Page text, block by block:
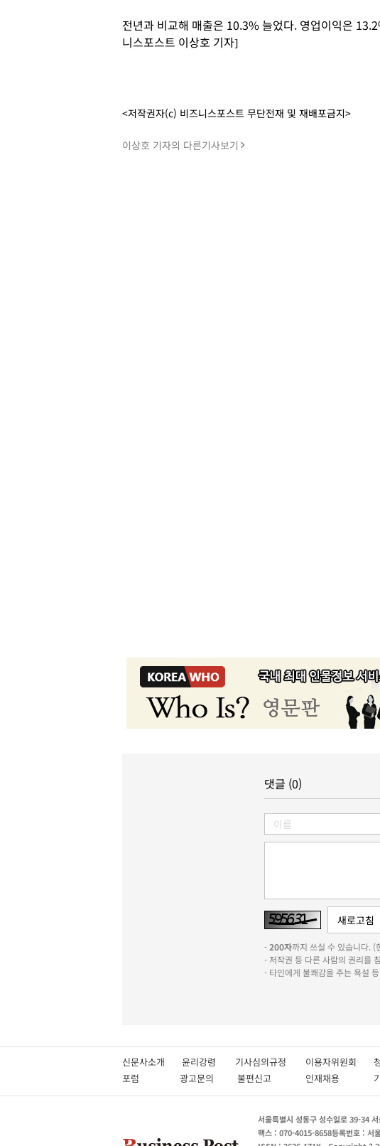
전년과 비교해 매출은 10.3% 늘었다. 영업이익은
니스포스트 이상호 기자]
<저작권자(c) 비즈니스포스트 무단전재 및 재배포금지>
이상호 기자의 다른기사보기
댓글 (0)
-200자까지 쓰실 수 있습니다.
- 저작권 등 다른 사람의 권리를
- 타인에게 불쾌감을 주는 욕설
신문사소개 윤리강령 기사심의규정 이용자위원회
포럼
광고문의 불편신고 인재채용
서울특별시 성동구 성수일로 39-34
팩스 : 070-4015-8658등록번호 : 서